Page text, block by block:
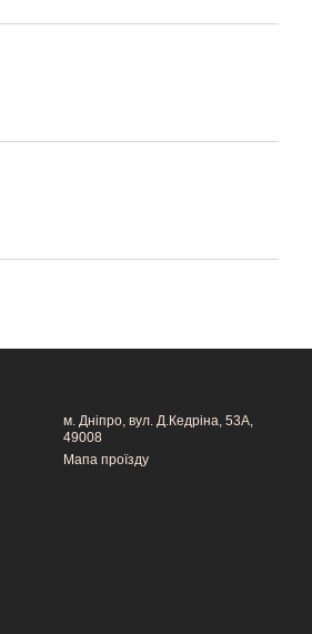
м. Дніпро, вул. Д.Кедріна, 53А,
49008
Мапа проїзду